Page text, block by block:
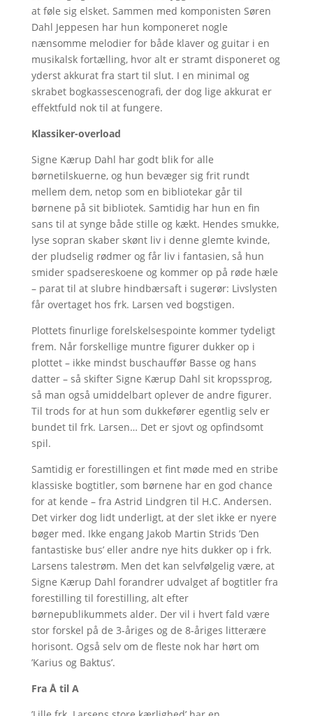
at føle sig elsket. Sammen med komponisten Søren
Dahl Jeppesen har hun komponeret nogle
nænsomme melodier for både klaver og guitar i en
musikalsk fortælling, hvor alt er stramt disponeret og
yderst akkurat fra start til slut. I en minimal og
skrabet bogkassescenografi, der dog lige akkurat er
effektfuld nok til at fungere.
Klassiker-overload
Signe Kærup Dahl har godt blik for alle
børnetilskuerne, og hun bevæger sig frit rundt
mellem dem, netop som en bibliotekar går til
børnene på sit bibliotek. Samtidig har hun en fin
sans til at synge både stille og kækt. Hendes smukke,
lyse sopran skaber skønt liv i denne glemte kvinde,
der pludselig rødmer og får liv i fantasien, så hun
smider spadsereskoene og kommer op på røde hæle
– parat til at slubre hindbærsaft i sugerør: Livslysten
får overtaget hos frk. Larsen ved bogstigen.
Plottets finurlige forelskelsespointe kommer tydeligt
frem. Når forskellige muntre figurer dukker op i
plottet – ikke mindst buschauffør Basse og hans
datter – så skifter Signe Kærup Dahl sit kropssprog,
så man også umiddelbart oplever de andre figurer.
Til trods for at hun som dukkefører egentlig selv er
bundet til frk. Larsen… Det er sjovt og opfindsomt
spil.
Samtidig er forestillingen et fint møde med en stribe
klassiske bogtitler, som børnene har en god chance
for at kende – fra Astrid Lindgren til H.C. Andersen.
Det virker dog lidt underligt, at der slet ikke er nyere
bøger med. Ikke engang Jakob Martin Strids ’Den
fantastiske bus’ eller andre nye hits dukker op i frk.
Larsens talestrøm. Men det kan selvfølgelig være, at
Signe Kærup Dahl forandrer udvalget af bogtitler fra
forestilling til forestilling, alt efter
børnepublikummets alder. Der vil i hvert fald være
stor forskel på de 3-åriges og de 8-åriges litterære
horisont. Også selv om de fleste nok har hørt om
’Karius og Baktus’.
Fra Å til A